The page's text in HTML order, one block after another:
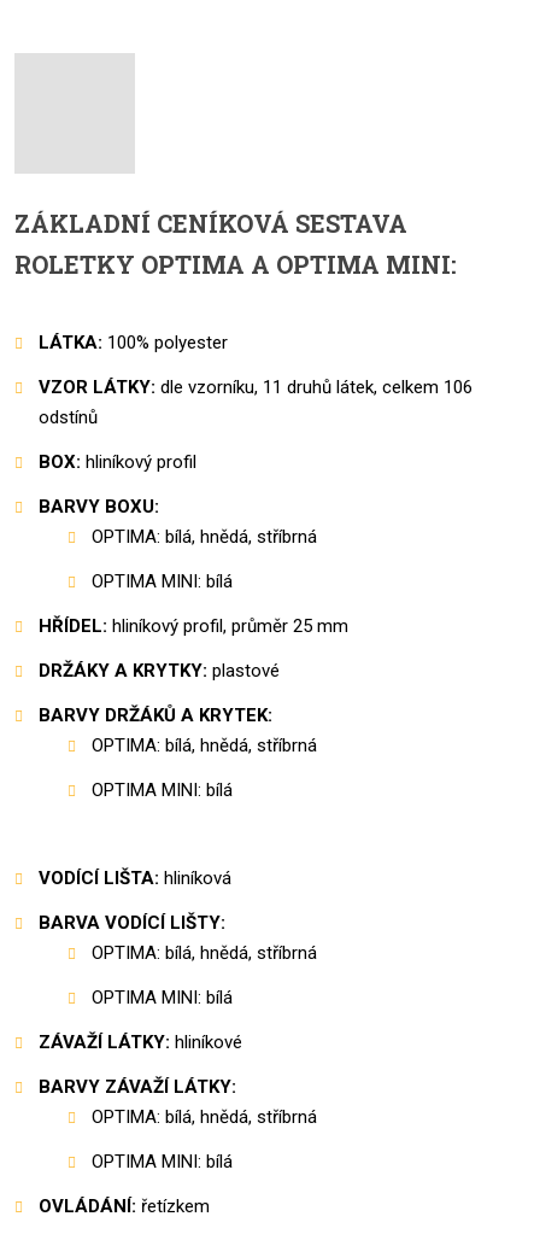
ZÁKLADNÍ CENÍKOVÁ SESTAVA
ROLETKY OPTIMA A OPTIMA MINI:
LÁTKA: 100% polyester
VZOR LÁTKY: dle vzorníku, 11 druhů látek, celkem 106
odstínů
BOX: hliníkový profil
BARVY BOXU:
OPTIMA: bílá, hnědá, stříbrná
OPTIMA MINI: bílá
HŘÍDEL: hliníkový profil, průměr 25 mm
DRŽÁKY A KRYTKY: plastové
BARVY DRŽÁKŮ A KRYTEK:
OPTIMA: bílá, hnědá, stříbrná
OPTIMA MINI: bílá
VODÍCÍ LIŠTA: hliníková
BARVA VODÍCÍ LIŠTY:
OPTIMA: bílá, hnědá, stříbrná
OPTIMA MINI: bílá
ZÁVAŽÍ LÁTKY: hliníkové
BARVY ZÁVAŽÍ LÁTKY:
OPTIMA: bílá, hnědá, stříbrná
OPTIMA MINI: bílá
OVLÁDÁNÍ: řetízkem